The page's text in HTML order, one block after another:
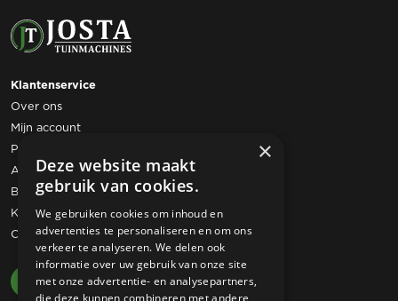
Klantenservice
Over ons
Mijn account
Privacy statement
Algemene voorwaarden
Bestelling retourneren
Klachtenregeling
Contact
×
Deze website maakt
gebruik van cookies.
We gebruiken cookies om inhoud en
advertenties te personaliseren en om ons
verkeer te analyseren. We delen ook
informatie over uw gebruik van onze site
met onze advertentie- en analysepartners,
die deze kunnen combineren met andere